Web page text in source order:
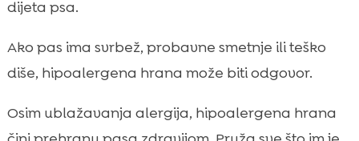
dijeta psa.
Ako pas ima svrbež, probavne smetnje ili teško
diše, hipoalergena hrana može biti odgovor.
Osim ublažavanja alergija, hipoalergena hrana